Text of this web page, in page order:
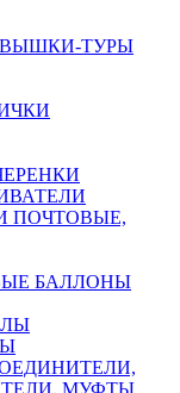
ТУРЫ
ПОЧТОВЫЕ,
БАЛЛОНЫ
МУФТЫ